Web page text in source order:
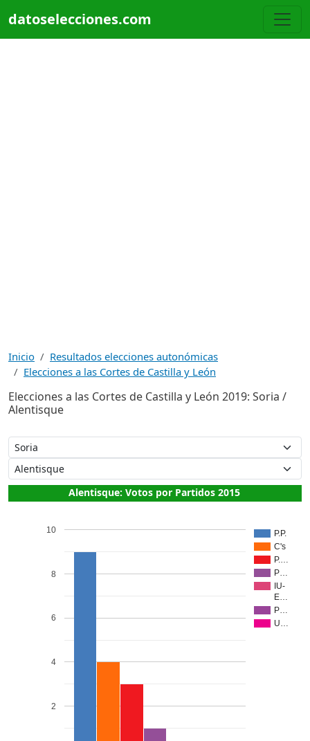
datoselecciones.com
Inicio
Resultados elecciones autonómicas
Elecciones a las Cortes de Castilla y León
Elecciones a las Cortes de Castilla y León 2019: Soria /
Alentisque
Alentisque: Votos por Partidos 2015
P.P.
C's
P.…
P…
IU-
E…
P…
U…
2
4
6
8
10